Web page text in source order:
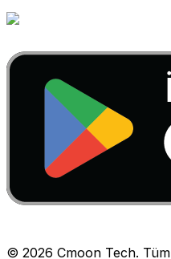
© 2026 Cmoon Tech. Tüm